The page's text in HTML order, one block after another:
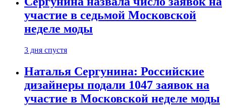
участие в седьмой Московской
неделе моды
3 дня спустя
Наталья Сергунина: Российские
дизайнеры подали 1047 заявок на
участие в Московской неделе моды